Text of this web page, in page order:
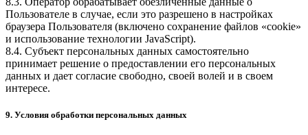
Пользователе в случае, если это разрешено в настройках
браузера Пользователя (включено сохранение файлов «cookie»
и использование технологии JavaScript).
8.4. Субъект персональных данных самостоятельно
принимает решение о предоставлении его персональных
данных и дает согласие свободно, своей волей и в своем
интересе.
9. Условия обработки персональных данных